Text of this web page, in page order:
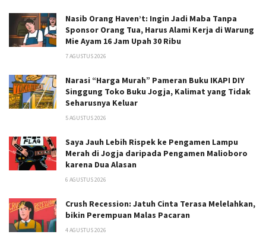
Nasib Orang Haven’t: Ingin Jadi Maba Tanpa
Sponsor Orang Tua, Harus Alami Kerja di Warung
Mie Ayam 16 Jam Upah 30 Ribu
7 AGUSTUS 2026
Narasi “Harga Murah” Pameran Buku IKAPI DIY
Singgung Toko Buku Jogja, Kalimat yang Tidak
Seharusnya Keluar
5 AGUSTUS 2026
Saya Jauh Lebih Rispek ke Pengamen Lampu
Merah di Jogja daripada Pengamen Malioboro
karena Dua Alasan
6 AGUSTUS 2026
Crush Recession: Jatuh Cinta Terasa Melelahkan,
bikin Perempuan Malas Pacaran
4 AGUSTUS 2026